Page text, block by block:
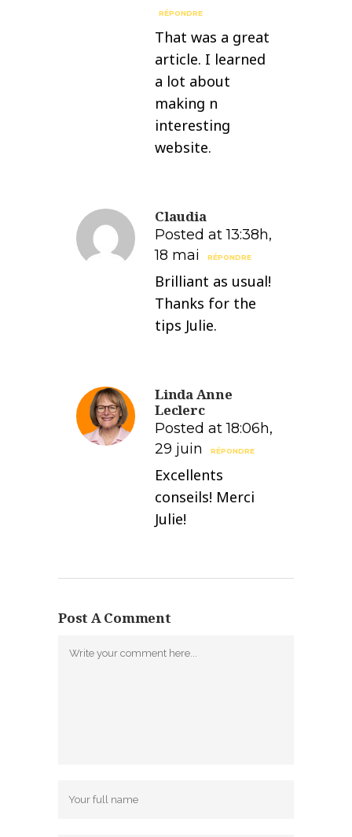
RÉPONDRE
That was a great
article. I learned
a lot about
making n
interesting
website.
Claudia
Posted at 13:38h,
18 mai
RÉPONDRE
Brilliant as usual!
Thanks for the
tips Julie.
Linda Anne
Leclerc
Posted at 18:06h,
29 juin
RÉPONDRE
Excellents
conseils! Merci
Julie!
Post A Comment